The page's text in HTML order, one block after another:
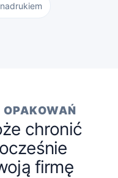
chronić
firmę